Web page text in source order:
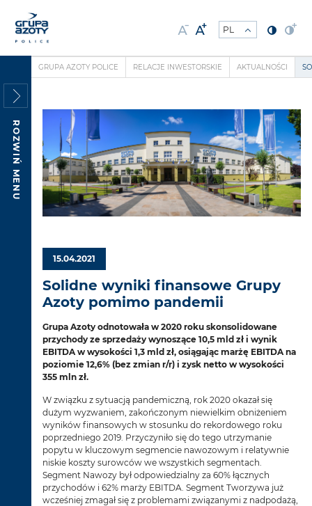
ROZWIŃ MENU
GRUPA AZOTY POLICE RELACJE INWESTORSKIE AKTUALNOŚCI
15.04.2021
Solidne wyniki finansowe Grupy
Azoty pomimo pandemii
Grupa Azoty odnotowała w 2020 roku skonsolidowane
przychody ze sprzedaży wynoszące 10,5 mld zł i wynik
EBITDA w wysokości 1,3 mld zł, osiągając marżę EBITDA na
poziomie 12,6% (bez zmian r/r) i zysk netto w wysokości
355 mln zł.
W związku z sytuacją pandemiczną, rok 2020 okazał się
dużym wyzwaniem, zakończonym niewielkim obniżeniem
wyników finansowych w stosunku do rekordowego roku
poprzedniego 2019. Przyczyniło się do tego utrzymanie
popytu w kluczowym segmencie nawozowym i relatywnie
niskie koszty surowców we wszystkich segmentach.
Segment Nawozy był odpowiedzialny za 60% łącznych
przychodów i 62% marży EBITDA. Segment Tworzywa już
wcześniej zmagał się z problemami związanymi z nadpodażą,